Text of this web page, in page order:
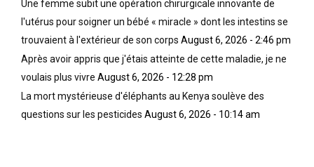
Une femme subit une opération chirurgicale innovante de
l'utérus pour soigner un bébé « miracle » dont les intestins se
trouvaient à l'extérieur de son corps August 6, 2026 - 2:46 pm
Après avoir appris que j'étais atteinte de cette maladie, je ne
voulais plus vivre August 6, 2026 - 12:28 pm
La mort mystérieuse d'éléphants au Kenya soulève des
questions sur les pesticides August 6, 2026 - 10:14 am